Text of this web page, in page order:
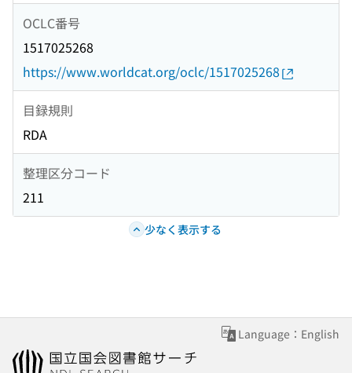
OCLC番号
1517025268
https://www.worldcat.org/oclc/1517025268
目録規則
RDA
整理区分コード
211
少なく表示する
Language：English